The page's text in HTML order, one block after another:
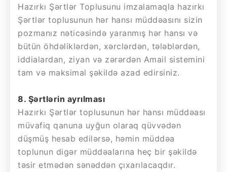
Hazırkı Şərtlər Toplusunu imzalamaqla hazırkı
Şərtlər toplusunun hər hansı müddəasını sizin
pozmanız nəticəsində yaranmış hər hansı və
bütün öhdəliklərdən, xərclərdən, tələblərdən,
iddialardan, ziyan və zərərdən Amail sistemini
tam və maksimal şəkildə azad edirsiniz.
8. Şərtlərin ayrılması
Hazırkı Şərtlər toplusunun hər hansı müddəası
müvafiq qanuna uyğun olaraq qüvvədən
düşmüş hesab edilərsə, həmin müddəa
toplunun digər müddəalarına heç bir şəkildə
təsir etmədən sənəddən çıxarılacaqdır.